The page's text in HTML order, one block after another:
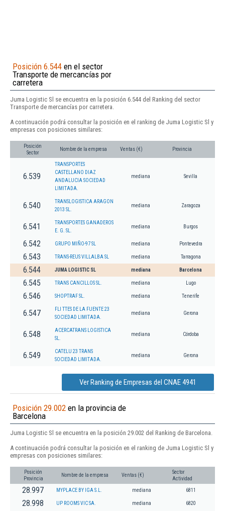
Posición 6.544 en el sector
Transporte de mercancías por
carretera
Juma Logistic Sl se encuentra en la posición 6.544 del Ranking del sector
Transporte de mercancías por carretera.
A continuación podrá consultar la posición en el ranking de Juma Logistic Sl y
empresas con posiciones similares:
Posición
Sector
Nombre de la empresa Ventas (€) Provincia
6.539
TRANSPORTES
CASTELLANO DIAZ
ANDALUCIA SOCIEDAD
LIMITADA.
mediana Sevilla
6.540
TRANSLOGISTICA ARAGON
2013 SL.
mediana Zaragoza
6.541
TRANSPORTES GANADEROS
E. G. SL.
mediana Burgos
6.542 GRUPO MIÑO-97 SL mediana Pontevedra
6.543 TRANS-REUS VILLALBA SL mediana Tarragona
6.544 JUMA LOGISTIC SL mediana Barcelona
6.545 TRANS CANCILLOS SL. mediana Lugo
6.546 SHOPTRAF SL. mediana Tenerife
6.547
FLI TTES DE LA FUENTE 23
SOCIEDAD LIMITADA.
mediana Gerona
6.548
ACERCATRANS LOGISTICA
SL.
mediana Córdoba
6.549
CATELU 23 TRANS
SOCIEDAD LIMITADA.
mediana Gerona
Ver Ranking de Empresas del CNAE 4941
Posición 29.002 en la provincia de
Barcelona
Juma Logistic Sl se encuentra en la posición 29.002 del Ranking de Barcelona.
A continuación podrá consultar la posición en el ranking de Juma Logistic Sl y
empresas con posiciones similares:
Posición
Provincia
Nombre de la empresa Ventas (€)
Sector
Actividad
28.997 MYPLACE BY IGA S.L. mediana 6811
28.998 UP ROOMS VIC SA. mediana 6820